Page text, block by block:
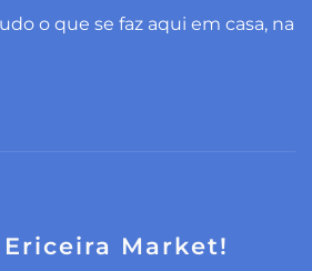
o que se faz aqui em casa, na
Market!